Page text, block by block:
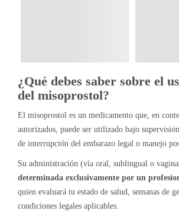
¿Qué debes saber sobre el
del misoprostol?
El misoprostol es un medicamento que, en
autorizados, puede ser utilizado bajo
de interrupción del embarazo legal o manejo
Su administración (vía oral, sublingual o
determinada exclusivamente por un
quien evaluará tu estado de salud, semanas de
condiciones legales aplicables.